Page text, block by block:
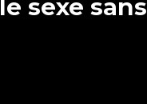
sexe sans